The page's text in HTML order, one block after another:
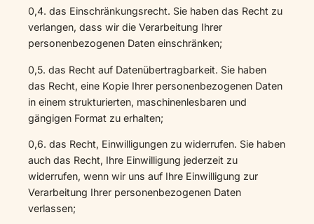
0,4. das Einschränkungsrecht. Sie haben das Recht zu
verlangen, dass wir die Verarbeitung Ihrer
personenbezogenen Daten einschränken;
0,5. das Recht auf Datenübertragbarkeit. Sie haben
das Recht, eine Kopie Ihrer personenbezogenen Daten
in einem strukturierten, maschinenlesbaren und
gängigen Format zu erhalten;
0,6. das Recht, Einwilligungen zu widerrufen. Sie haben
auch das Recht, Ihre Einwilligung jederzeit zu
widerrufen, wenn wir uns auf Ihre Einwilligung zur
Verarbeitung Ihrer personenbezogenen Daten
verlassen;